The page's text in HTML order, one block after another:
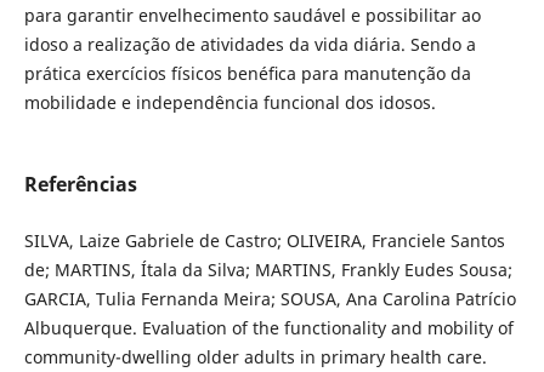
para garantir envelhecimento saudável e possibilitar ao
idoso a realização de atividades da vida diária. Sendo a
prática exercícios físicos benéﬁca para manutenção da
mobilidade e independência funcional dos idosos.
Referências
SILVA, Laize Gabriele de Castro; OLIVEIRA, Franciele Santos
de; MARTINS, Ítala da Silva; MARTINS, Frankly Eudes Sousa;
GARCIA, Tulia Fernanda Meira; SOUSA, Ana Carolina Patrício
Albuquerque. Evaluation of the functionality and mobility of
community-dwelling older adults in primary health care.